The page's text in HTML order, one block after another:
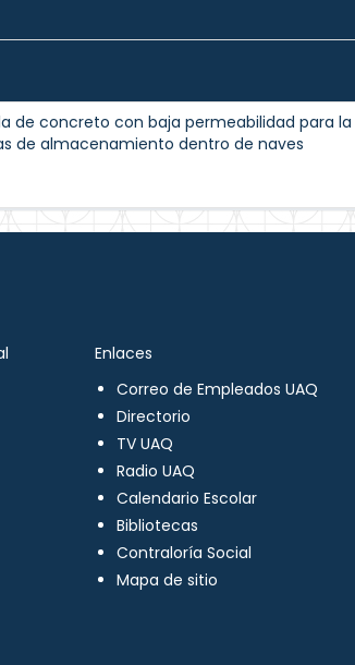
de concreto con baja permeabilidad para la
de almacenamiento dentro de naves
Enlaces
Correo de Empleados UAQ
Directorio
TV UAQ
Radio UAQ
Calendario Escolar
Bibliotecas
Contraloría Social
Mapa de sitio